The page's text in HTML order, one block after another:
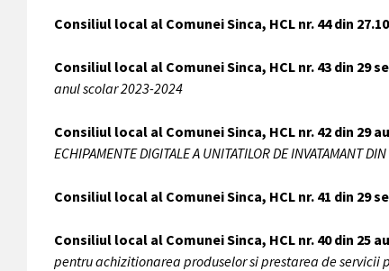
Consiliul local al Comunei Sinca, HCL nr. 44 din
Consiliul local al Comunei Sinca, HCL nr. 43 din 29
anul scolar 2023-2024
Consiliul local al Comunei Sinca, HCL nr. 42 din 29
ECHIPAMENTE DIGITALE A UNITATILOR DE
Consiliul local al Comunei Sinca, HCL nr. 41 din 29
Consiliul local al Comunei Sinca, HCL nr. 40 din 25
pentru achizitionarea produselor si prestarea de servicii